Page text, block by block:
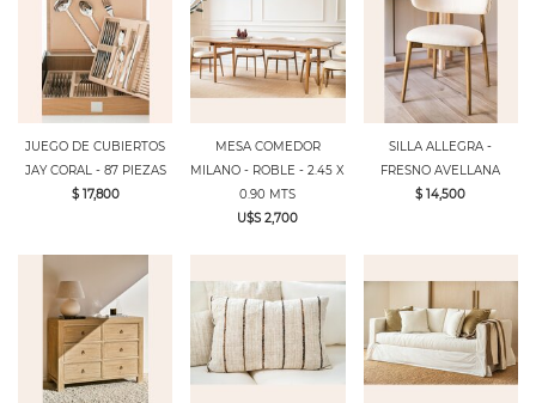
JUEGO DE CUBIERTOS
JAY CORAL - 87 PIEZAS
$ 17,800
MESA COMEDOR
MILANO - ROBLE - 2.45 X
0.90 MTS
U$S 2,700
SILLA ALLEGRA -
FRESNO AVELLANA
$ 14,500